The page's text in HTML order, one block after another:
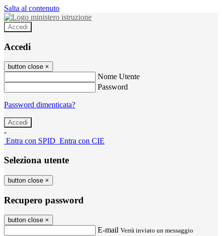
Salta al contenuto
Accedi
Accedi
button close ×
Nome Utente
Password
Password dimenticata?
-
Entra con SPID Entra con CIE
Seleziona utente
button close ×
Recupero password
button close ×
E-mail Verrà inviato un messaggio